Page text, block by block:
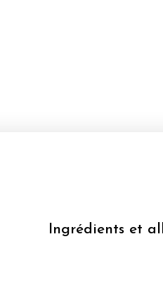
Ingrédients et